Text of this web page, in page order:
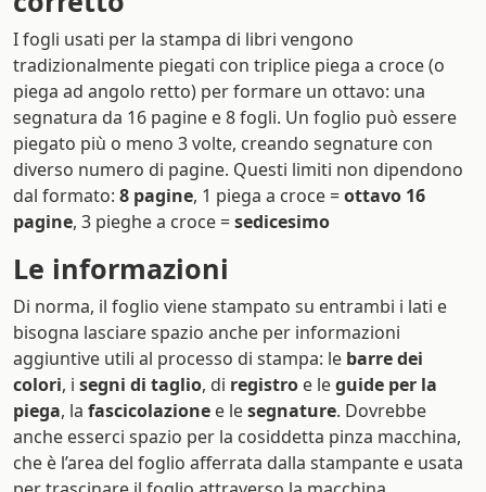
I fogli usati per la stampa di libri vengono
tradizionalmente piegati con triplice piega a croce (o
piega ad angolo retto) per formare un ottavo: una
segnatura da 16 pagine e 8 fogli. Un foglio può essere
piegato più o meno 3 volte, creando segnature con
diverso numero di pagine. Questi limiti non dipendono
dal formato: 8 pagine, 1 piega a croce =ottavo 16
pagine, 3 pieghe a croce =sedicesimo
Le informazioni
Di norma, il foglio viene stampato su entrambi i lati e
bisogna lasciare spazio anche per informazioni
aggiuntive utili al processo di stampa: le barre dei
colori, i segni di taglio, di registro e leguide per la
piega, la fascicolazione e lesegnature. Dovrebbe
anche esserci spazio per la cosiddetta pinza macchina,
che è l’area del foglio afferrata dalla stampante e usata